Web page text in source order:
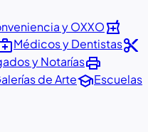
y OXXOlocal_pharmacy
Médicos y Dentistascontent_cut
y Notaríasprint
de ArteschoolEscuelas